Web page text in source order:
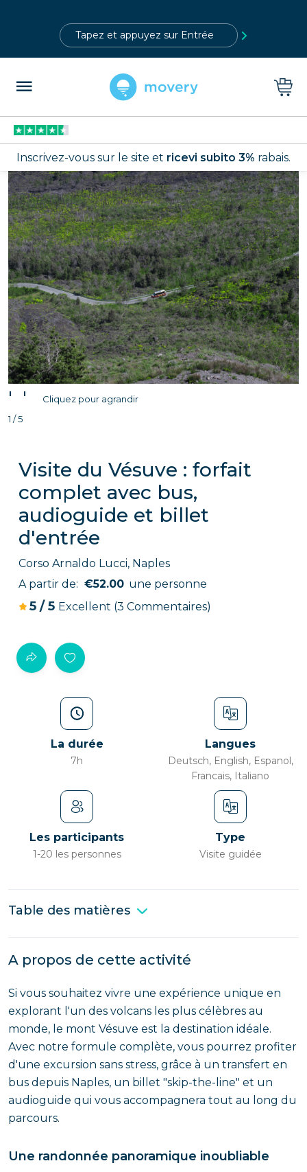
Inscrivez-vous sur le site et ricevi subito 3% rabais.
' '
Cliquez pour agrandir
1 / 5
Visite du Vésuve : forfait
complet avec bus,
audioguide et billet
d'entrée
Corso Arnaldo Lucci, Naples
A partir de: €52.00 une personne
5 /5 Excellent (3 Commentaires)
La durée
7h
Langues
Deutsch, English, Espanol,
Francais, Italiano
Les participants
1-20 les personnes
Type
Visite guidée
Table des matières
A propos de cette activité
Si vous souhaitez vivre une expérience unique en
explorant l'un des volcans les plus célèbres au
monde, le mont Vésuve est la destination idéale.
Avec notre formule complète, vous pourrez profiter
d'une excursion sans stress, grâce à un transfert en
bus depuis Naples, un billet "skip-the-line" et un
audioguide qui vous accompagnera tout au long du
parcours.
Une randonnée panoramique inoubliable